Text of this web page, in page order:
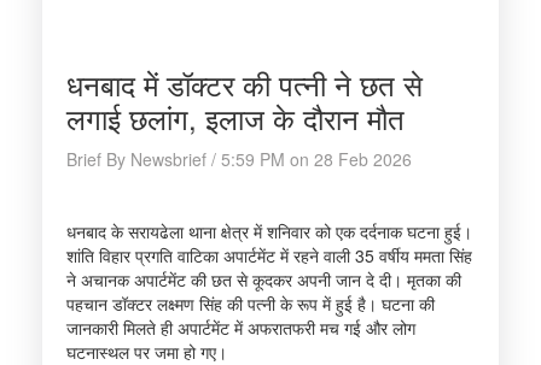
धनबाद में डॉक्टर की पत्नी ने छत से
लगाई छलांग, इलाज के दौरान मौत
Brief By Newsbrief / 5:59 PM on 28 Feb 2026
धनबाद के सरायढेला थाना क्षेत्र में शनिवार को एक दर्दनाक घटना हुई।
शांति विहार प्रगति वाटिका अपार्टमेंट में रहने वाली 35 वर्षीय ममता सिंह
ने अचानक अपार्टमेंट की छत से कूदकर अपनी जान दे दी। मृतका की
पहचान डॉक्टर लक्ष्मण सिंह की पत्नी के रूप में हुई है। घटना की
जानकारी मिलते ही अपार्टमेंट में अफरातफरी मच गई और लोग
घटनास्थल पर जमा हो गए।